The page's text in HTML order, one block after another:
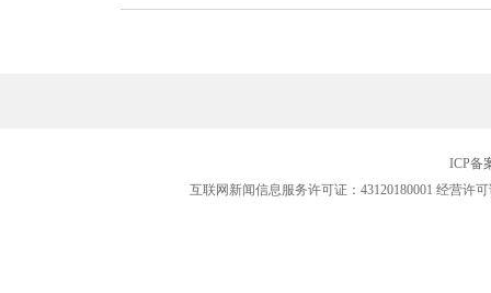
ICP备
互联网新闻信息服务许可证：43120180001 经营许可